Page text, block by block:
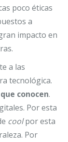
poco éticas
a
impacto en
a las
tecnológica.
conocen.
Por esta
coolpor esta
Por